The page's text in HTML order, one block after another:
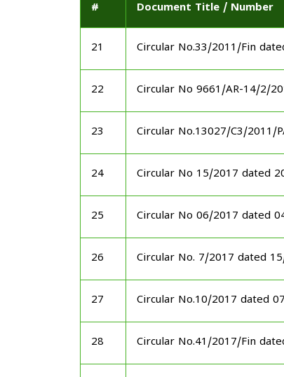
# Document Title / Number
21 Circular No.33/2011/Fin
22 Circular No 9661/AR-14/2/
23 Circular No.13027/C3/2011/
24 Circular No 15/2017 dated
25 Circular No 06/2017 dated
26 Circular No. 7/2017 dated
27 Circular No.10/2017 dated
28 Circular No.41/2017/Fin